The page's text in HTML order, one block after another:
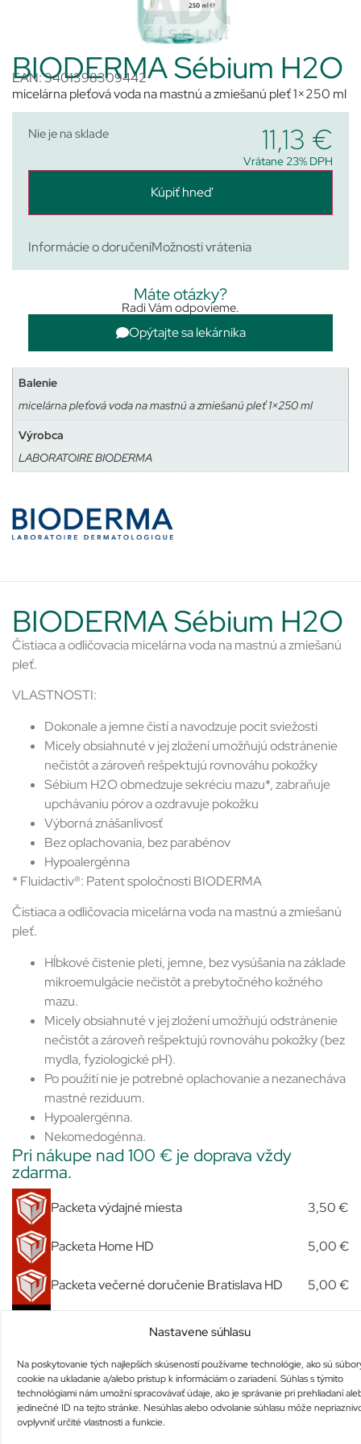
Nastavene súhlasu
Na poskytovanie tých najlepších skúseností používame technológie, ako sú
cookie na ukladanie a/alebo prístup k informáciám o zariadení. Súhlas s týmito
technológiami nám umožní spracovávať údaje, ako je správanie pri prehliadaní
jedinečné ID na tejto stránke. Nesúhlas alebo odvolanie súhlasu môže
ovplyvniť určité vlastnosti a funkcie.
BIODERMA Sébium H2O
EAN: 3401398309442
micelárna pleťová voda na mastnú a zmiešanú pleť 1×250 ml
Nie je na sklade 11,13 €
Vrátane 23% DPH
Kúpiť hneď
Informácie o doručeníMožnosti vrátenia
Máte otázky?
Radi Vám odpovieme.
Opýtajte sa lekárnika
Balenie
micelárna pleťová voda na mastnú a zmiešanú pleť 1×250 ml
Výrobca
LABORATOIRE BIODERMA
BIODERMA Sébium H2O
Čistiaca a odličovacia micelárna voda na mastnú a zmiešanú
pleť.
VLASTNOSTI:
Dokonale a jemne čistí a navodzuje pocit sviežosti
Micely obsiahnuté v jej zložení umožňujú odstránenie
nečistôt a zároveň rešpektujú rovnováhu pokožky
Sébium H2O obmedzuje sekréciu mazu*, zabraňuje
upchávaniu pórov a ozdravuje pokožku
Výborná znášanlivosť
Bez oplachovania, bez parabénov
Hypoalergénna
* Fluidactiv®: Patent spoločnosti BIODERMA
Čistiaca a odličovacia micelárna voda na mastnú a zmiešanú
pleť.
Hĺbkové čistenie pleti, jemne, bez vysúšania na základe
mikroemulgácie nečistôt a prebytočného kožného
mazu.
Micely obsiahnuté v jej zložení umožňujú odstránenie
nečistôt a zároveň rešpektujú rovnováhu pokožky (bez
mydla, fyziologické pH).
Po použití nie je potrebné oplachovanie a nezanecháva
mastné reziduum.
Hypoalergénna.
Nekomedogénna.
Pri nákupe nad 100 € je doprava vždy
zdarma.
Packeta výdajné miesta 3,50 €
Packeta Home HD 5,00 €
Packeta večerné doručenie Bratislava HD 5,00 €
Osobný odber u nás
Zdarma